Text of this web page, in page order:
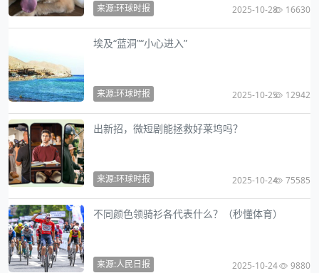
来源:环球时报 2025-10-28 16630
埃及“蓝洞”“小心进入”
来源:环球时报 2025-10-25 12942
出新招，微短剧能拯救好莱坞吗？
来源:环球时报 2025-10-24 75585
不同颜色领骑衫各代表什么？（秒懂体育）
来源:人民日报 2025-10-24 9880